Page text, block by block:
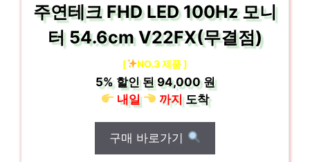
주연테크 FHD LED 100Hz 모니
터 54.6cm V22FX(무결점)
[ NO.3 제품 ]
5%할인 된94,000 원
내일
까지도착
구매 바로가기